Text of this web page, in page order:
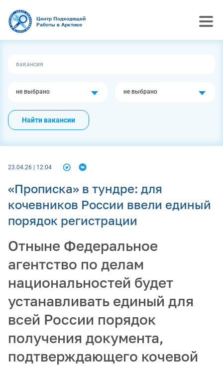
Центр Подходящей
Работы в Арктике
не выбрано не выбрано
Найти вакансии
23.04.26 | 12:04
«Прописка» в тундре: для
кочевников России ввели единый
порядок регистрации
Отныне Федеральное
агентство по делам
национальностей будет
устанавливать единый для
всей России порядок
получения документа,
подтверждающего кочевой